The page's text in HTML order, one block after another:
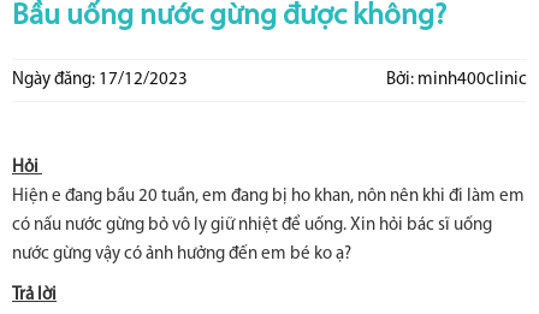
Bầu uống nước gừng được không?
Ngày đăng: 17/12/2023 Bởi: minh400clinic
Hỏi
Hiện e đang bầu 20 tuần, em đang bị ho khan, nôn nên khi đi làm em
có nấu nước gừng bỏ vô ly giữ nhiệt để uống. Xin hỏi bác sĩ uống
nước gừng vậy có ảnh hưởng đến em bé ko ạ?
Trả lời